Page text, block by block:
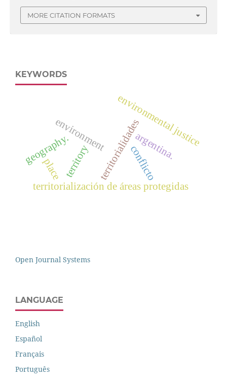
MORE CITATION FORMATS
KEYWORDS
territorialización de áreas protegidas
territorialidadesconflicto
argentina.
environment
territory
place
environmental justice
geography.
Open Journal Systems
LANGUAGE
English
Español
Français
Português